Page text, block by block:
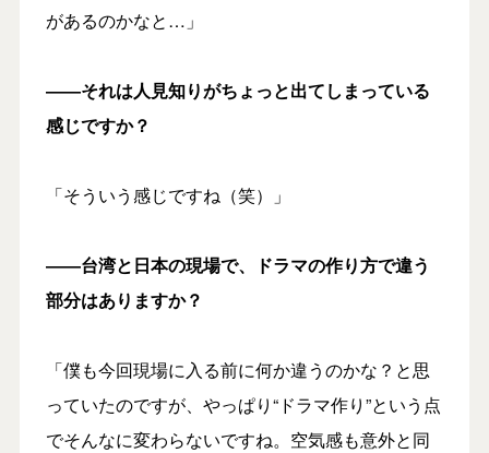
があるのかなと…」
――それは人見知りがちょっと出てしまっている
感じですか？
「そういう感じですね（笑）」
――台湾と日本の現場で、ドラマの作り方で違う
部分はありますか？
「僕も今回現場に入る前に何か違うのかな？と思
っていたのですが、やっぱり“ドラマ作り”という点
でそんなに変わらないですね。空気感も意外と同